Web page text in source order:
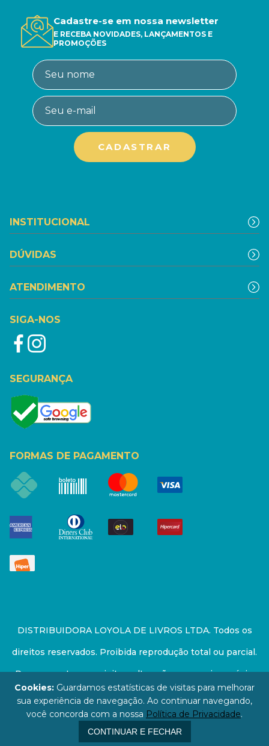
Cadastre-se em nossa newsletter
E RECEBA NOVIDADES, LANÇAMENTOS E
PROMOÇÕES
INSTITUCIONAL
DÚVIDAS
ATENDIMENTO
SIGA-NOS
SEGURANÇA
FORMAS DE PAGAMENTO
DISTRIBUIDORA LOYOLA DE LIVROS LTDA. Todos os
direitos reservados. Proibida reprodução total ou parcial.
Preços e estoque sujeito a alterações sem aviso prévio.
67.946.814/0001-94 - LOJA - Rua Senador Feijó - São
Paulo / SP - CEP: 01006-000
Cookies: Guardamos estatísticas de visitas para melhorar
sua experiência de navegação. Ao continuar navegando,
você concorda com a nossa Política de Privacidade.
CONTINUAR E FECHAR